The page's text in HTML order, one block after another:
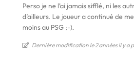
Perso je ne l’ai jamais sifflé, ni les
d’ailleurs. Le joueur a continué de
moins au PSG ;-).
Dernière modification le 2 années il y a